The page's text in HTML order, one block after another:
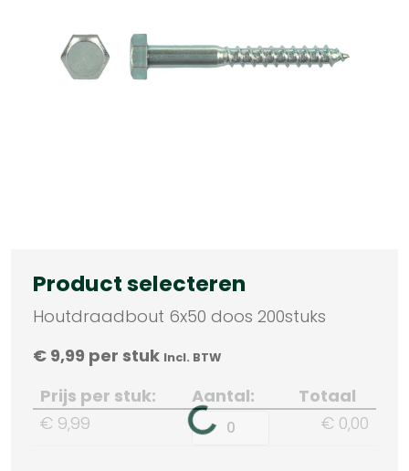
Product selecteren
Houtdraadbout 6x50 doos 200stuks
€ 9,99 per stuk Incl. BTW
Prijs per stuk: Aantal:
Totaal
€ 9,99
€ 0,00